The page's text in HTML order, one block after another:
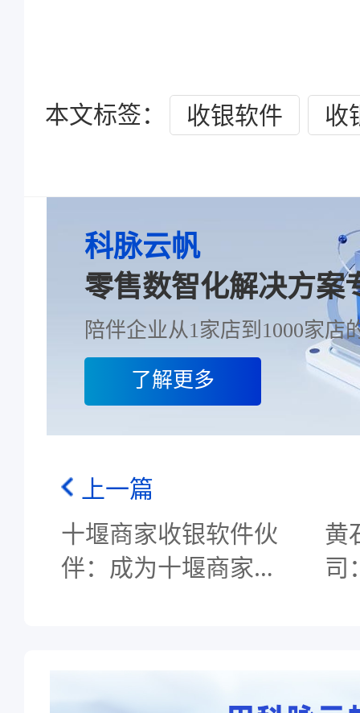
本文标签： 收银软件 收
科脉云帆
零售数智化解决方案
陪伴企业从1家店到1000家店
了解更多
上一篇
十堰商家收银软件伙
伴：成为十堰商家收
黄
司